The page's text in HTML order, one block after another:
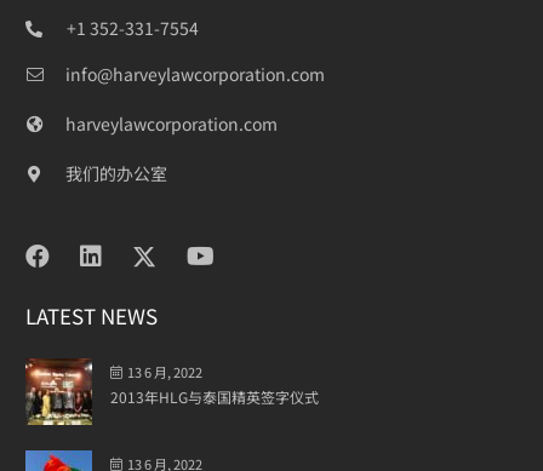
+1 352-331-7554
info@harveylawcorporation.com
harveylawcorporation.com
我们的办公室
LATEST NEWS
13 6 月, 2022
2013年HLG与泰国精英签字仪式
13 6 月, 2022